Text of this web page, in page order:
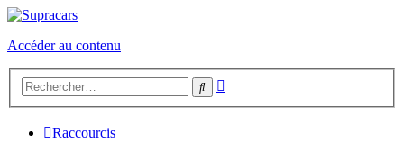
Accéder au contenu
Rechercher
Raccourcis